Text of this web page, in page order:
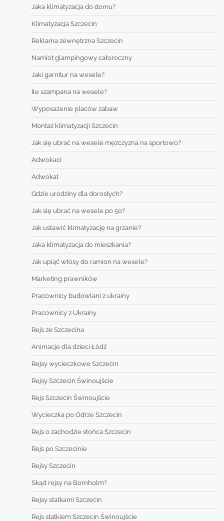
Jaka klimatyzacja do domu?
Klimatyzacja Szczecin
Reklama zewnętrzna Szczecin
Namiot glampingowy całoroczny
Jaki garnitur na wesele?
Ile szampana na wesele?
Wyposażenie placów zabaw
Montaż klimatyzacji Szczecin
Jak się ubrać na wesele mężczyzna na sportowo?
Adwokaci
Adwokat
Gdzie urodziny dla dorosłych?
Jak się ubrać na wesele po 50?
Jak ustawić klimatyzację na grzanie?
Jaka klimatyzacja do mieszkania?
Jak upiąć włosy do ramion na wesele?
Marketing prawników
Pracownicy budowlani z ukrainy
Pracownicy z Ukrainy
Rejs ze Szczecina
Animacje dla dzieci Łódź
Rejsy wycieczkowe Szczecin
Rejsy Szczecin Świnoujście
Rejs Szczecin Świnoujście
Wycieczka po Odrze Szczecin
Rejs o zachodzie słońca Szczecin
Rejs po Szczecinie
Rejsy Szczecin
Skąd rejsy na Bornholm?
Rejsy statkami Szczecin
Rejs statkiem Szczecin Świnoujście